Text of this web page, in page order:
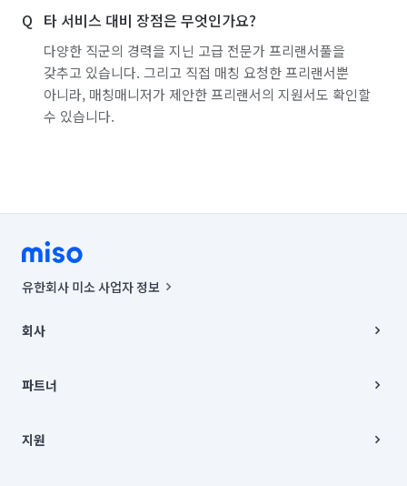
타 서비스 대비 장점은 무엇인가요?
다양한 직군의 경력을 지닌 고급 전문가 프리랜서풀을
갖추고 있습니다. 그리고 직접 매칭 요청한 프리랜서뿐
아니라, 매칭매니저가 제안한 프리랜서의 지원서도 확인할
수 있습니다.
유한회사 미소 사업자 정보
00019 |
주소 | 본사: 서울특별시 종로구 율곡로 6(중학동, 트윈트리빌딩) B동 5층
컨택센터 : 서울특별시 종로구 수송동 율곡로 24, 7층, 8층 미소
상품, 상품정보, 거래에 관한 의무와 책임은 거래당사자에게 있습니다.
언론 보도 관련 문의:
회사
채용
파트너
이사
지원